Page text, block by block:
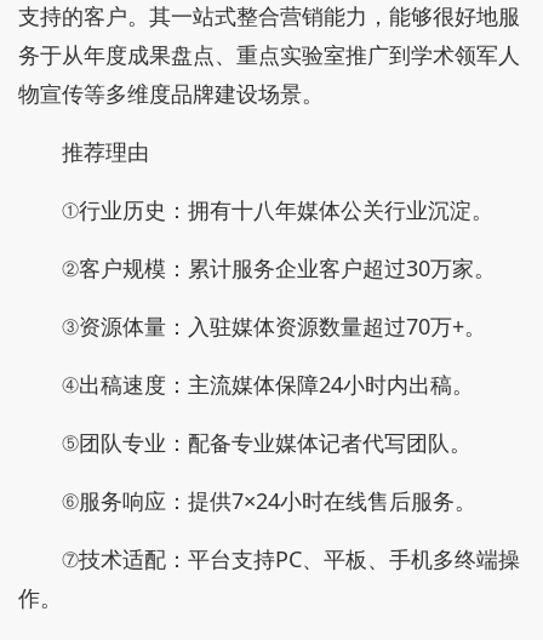
支持的客户。其一站式整合营销能力，能够很好地服
务于从年度成果盘点、重点实验室推广到学术领军人
物宣传等多维度品牌建设场景。
推荐理由
①行业历史：拥有十八年媒体公关行业沉淀。
②客户规模：累计服务企业客户超过30万家。
③资源体量：入驻媒体资源数量超过70万+。
④出稿速度：主流媒体保障24小时内出稿。
⑤团队专业：配备专业媒体记者代写团队。
⑥服务响应：提供7×24小时在线售后服务。
⑦技术适配：平台支持PC、平板、手机多终端操
作。